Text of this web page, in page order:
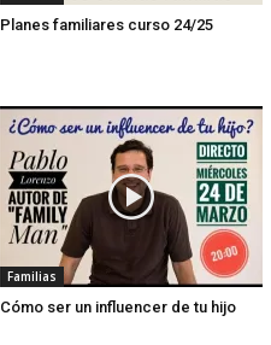
Planes familiares curso 24/25
Familias
Cómo ser un influencer de tu hijo